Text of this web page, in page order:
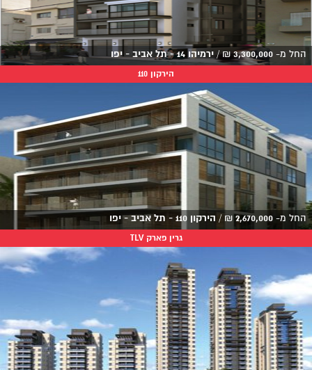
החל מ- 3,300,000
₪
/ ירמיהו 14 - תל אביב - יפו
הירקון 110
החל מ- 2,670,000
₪
/ הירקון 110 - תל אביב - יפו
גרין פארק TLV